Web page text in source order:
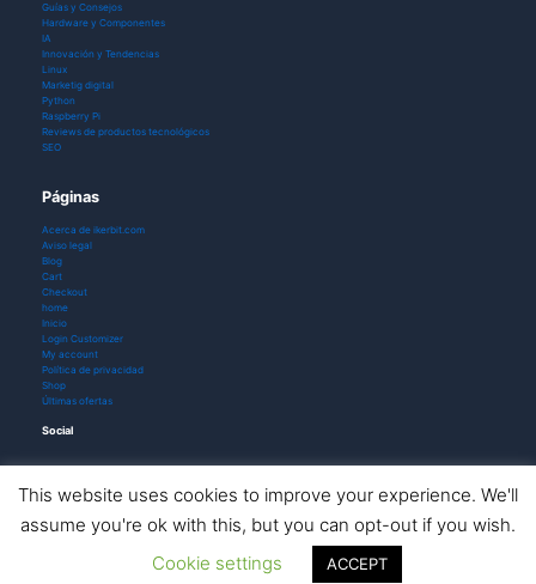
Guías y Consejos
Hardware y Componentes
IA
Innovación y Tendencias
Linux
Marketig digital
Python
Raspberry Pi
Reviews de productos tecnológicos
SEO
Páginas
Acerca de ikerbit.com
Aviso legal
Blog
Cart
Checkout
home
Inicio
Login Customizer
My account
Política de privacidad
Shop
Últimas ofertas
Social
Todos los derechos © 2026 ikerbit |Aviso de afiliación
This website uses cookies to improve your experience. We'll
assume you're ok with this, but you can opt-out if you wish.
Cookie settings
ACCEPT